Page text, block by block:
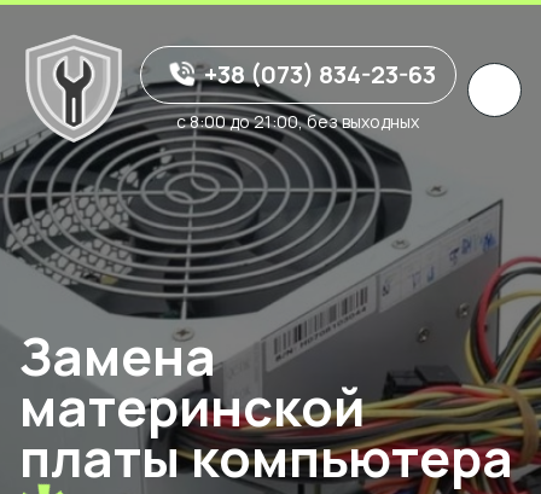
+38 (073) 834-23-63
с 8:00 до 21:00, без выходных
Замена
материнской
платы компьютера